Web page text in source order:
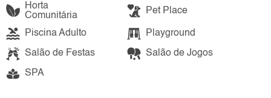
Horta
Comunitária
Pet Place
Piscina Adulto Playground
Salão de Festas Salão de Jogos
SPA